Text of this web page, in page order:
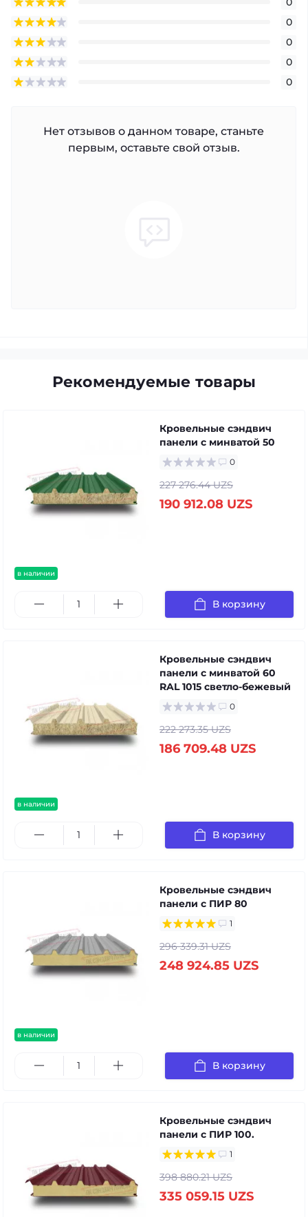
0
0
0
0
Нет отзывов о данном товаре, станьте
первым, оставьте свой отзыв.
Рекомендуемые товары
в наличии
Кровельные сэндвич
панели с минватой 50
0
227 276.44 UZS
190 912.08 UZS
В корзину
в наличии
Кровельные сэндвич
панели с минватой 60
RAL 1015 светло-бежевый
0
222 273.35 UZS
186 709.48 UZS
В корзину
в наличии
Кровельные сэндвич
панели с ПИР 80
1
296 339.31 UZS
248 924.85 UZS
В корзину
Кровельные сэндвич
панели с ПИР 100.
1
398 880.21 UZS
335 059.15 UZS